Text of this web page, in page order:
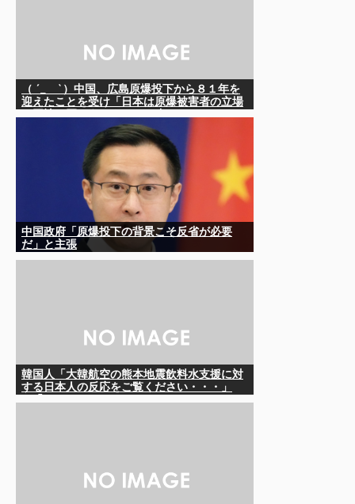
（ ´_ゝ`）中国、広島原爆投下から８１年を
迎えたことを受け「日本は原爆被害者の立場
中国政府「原爆投下の背景こそ反省が必要
だ」と主張
韓国人「大韓航空の熊本地震飲料水支援に対
する日本人の反応をご覧ください・・・」